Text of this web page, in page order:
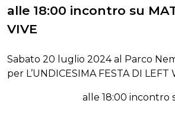
alle 18:00 incontro su
VIVE
Sabato 20 luglio 2024 al Parco
per L’UNDICESIMA FESTA DI LEFT
alle 18:00 incontro